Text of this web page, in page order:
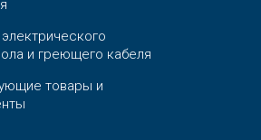
и греющего кабеля
товары и